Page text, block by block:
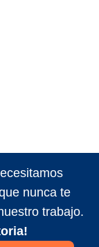
nunca te
trabajo.